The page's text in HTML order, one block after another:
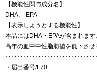
【機能性関与成分名】
DHA、 EPA
【表示しようとする機能性】
本品にはDHA・EPAが含まれま
高年の血中中性脂肪値を低下さ
・届出番号/L70